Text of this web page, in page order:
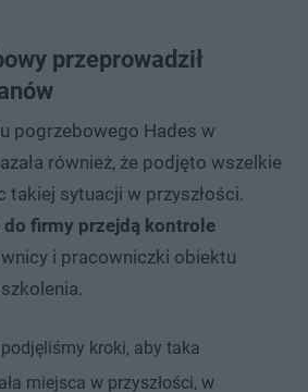
przeprowadził
pogrzebowego Hades w
również, że podjęto wszelkie
takiej sytuacji w przyszłości.
do firmy przejdą kontrole
i pracowniczki obiektu
kroki, aby taka
miejsca w przyszłości, w